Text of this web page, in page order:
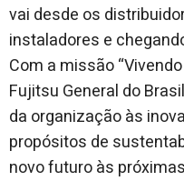
vai desde os
instaladores e
Com a missão
Fujitsu General do
da organização às
propósitos de
novo futuro às